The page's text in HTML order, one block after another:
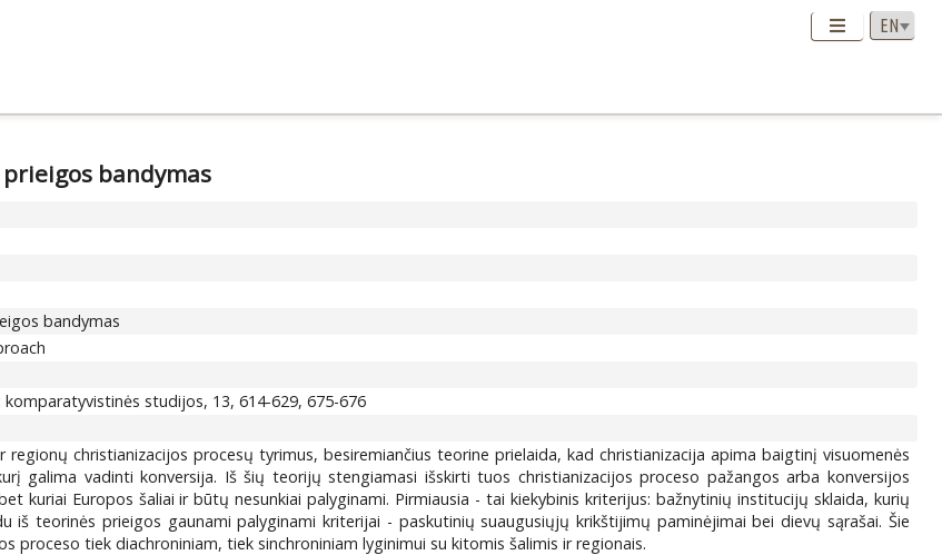
bandymas
bandymas
studijos, 13, 614-629, 675-676
christianizacijos procesų tyrimus, besiremiančius teorine prielaida, kad christianizacija apima baigtinį visuomenės
galima vadinti konversija. Iš šių teorijų stengiamasi išskirti tuos christianizacijos proceso pažangos arba konversijos
kuriai Europos šaliai ir būtų nesunkiai palyginami. Pirmiausia - tai kiekybinis kriterijus: bažnytinių institucijų sklaida, kurių
iš teorinės prieigos gaunami palyginami kriterijai - paskutinių suaugusiųjų krikštijimų paminėjimai bei dievų sąrašai. Šie
proceso tiek diachroniniam, tiek sinchroniniam lyginimui su kitomis šalimis ir regionais.